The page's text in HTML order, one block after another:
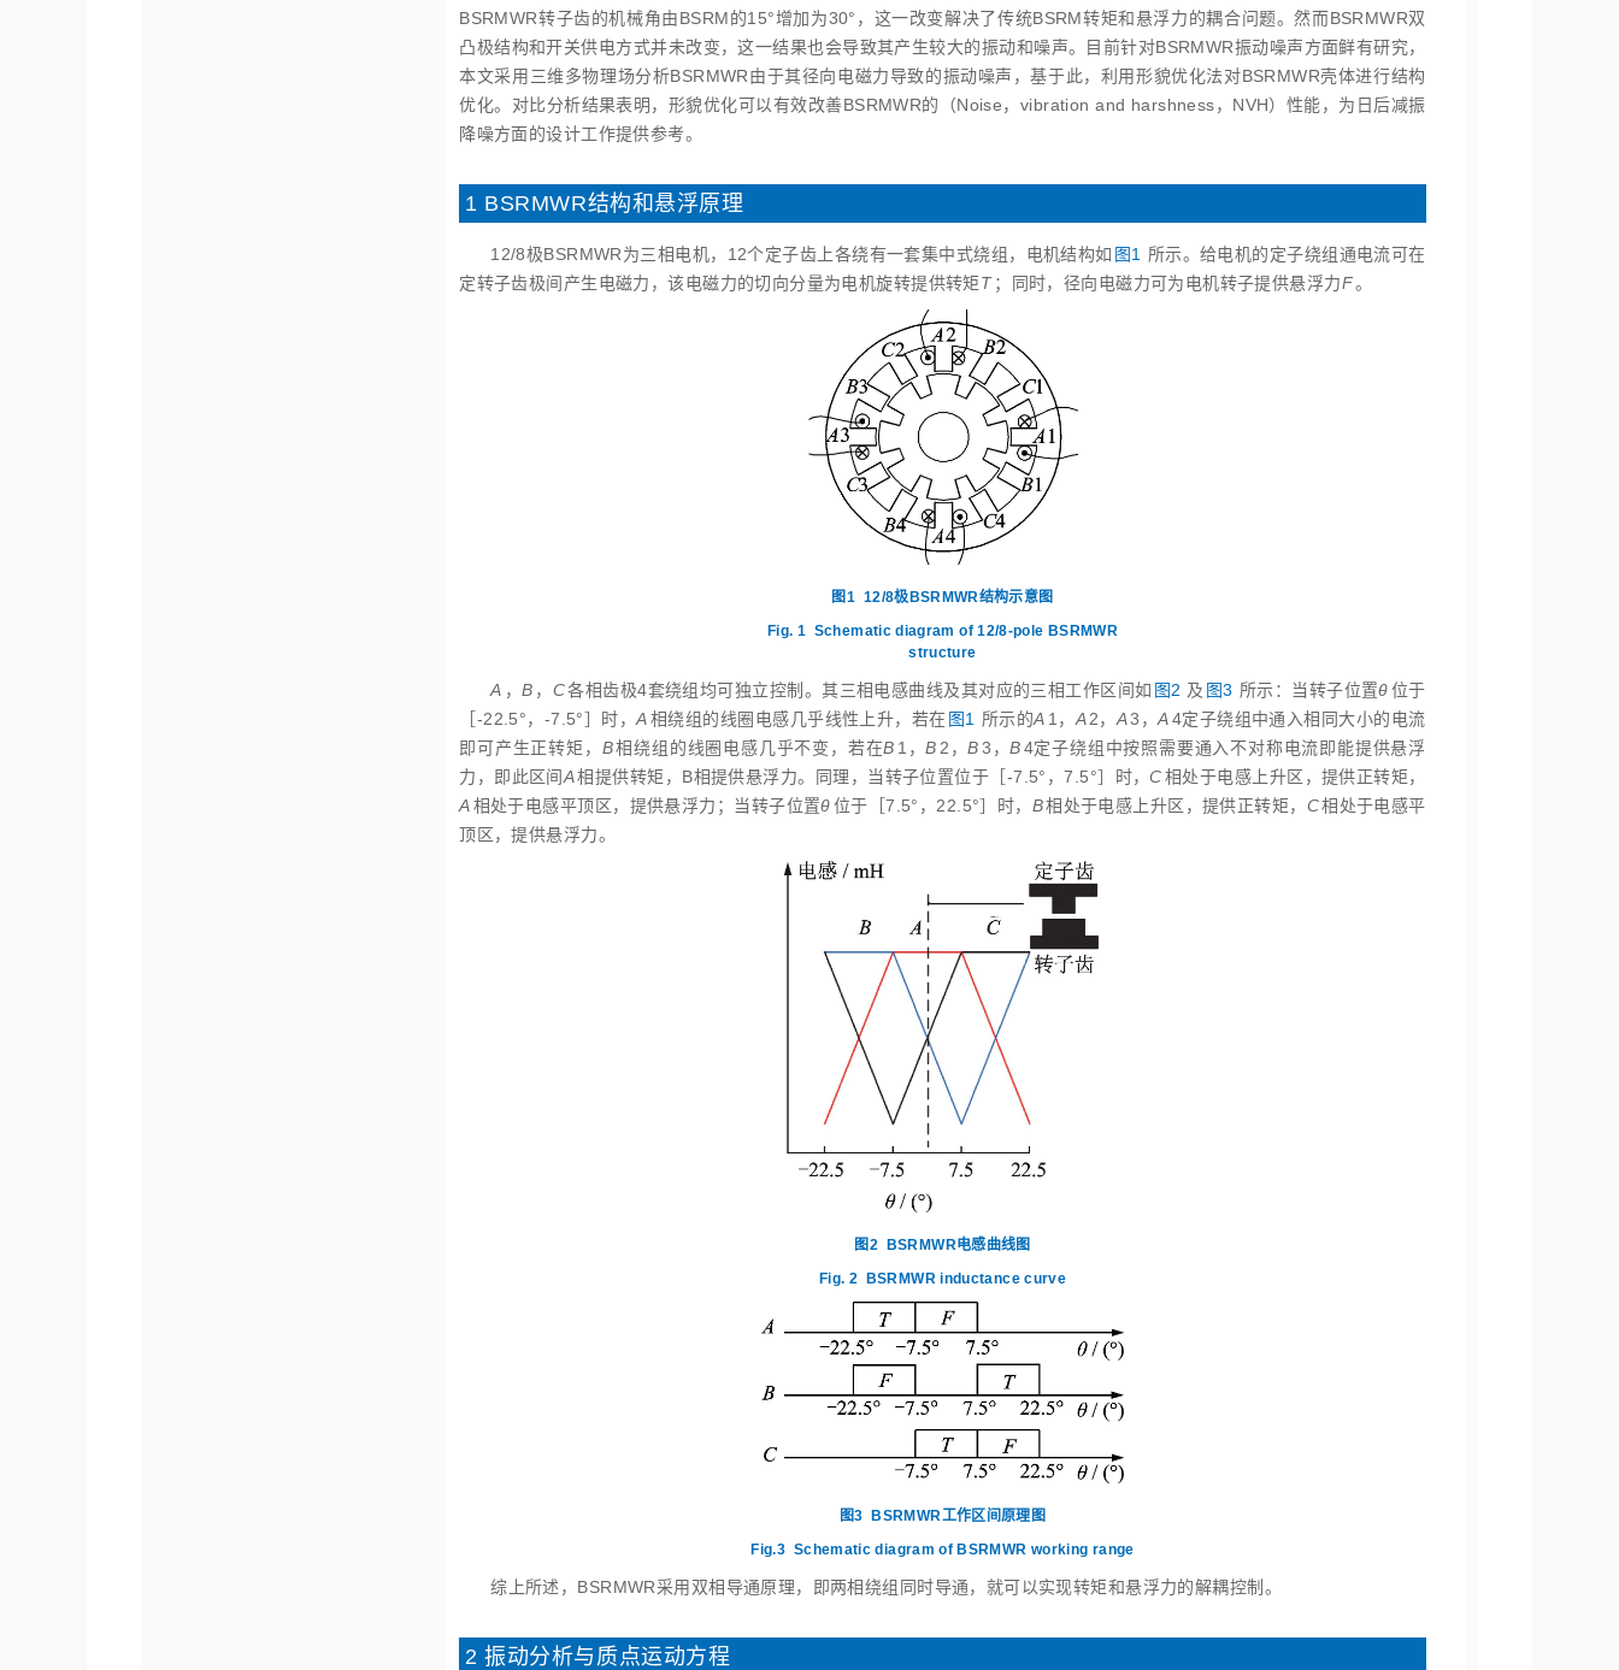
BSRMWR转子齿的机械角由BSRM的15°增加为30°，这一改变解决了传统BSRM转矩和悬浮力的耦合问题。然而BSRMWR双
凸极结构和开关供电方式并未改变，这一结果也会导致其产生较大的振动和噪声。目前针对BSRMWR振动噪声方面鲜有研究，
本文采用三维多物理场分析BSRMWR由于其径向电磁力导致的振动噪声，基于此，利用形貌优化法对BSRMWR壳体进行结构
优化。对比分析结果表明，形貌优化可以有效改善BSRMWR的（Noise，vibration and harshness，NVH）性能，为日后减振
降噪方面的设计工作提供参考。
1 BSRMWR结构和悬浮原理
12/8极BSRMWR为三相电机，12个定子齿上各绕有一套集中式绕组，电机结构如 图1
所示。给电机的定子绕组通电流可在
定转子齿极间产生电磁力，该电磁力的切向分量为电机旋转提供转矩T ；同时，径向电磁力可为电机转子提供悬浮力F。
图1 12/8极BSRMWR结构示意图
Fig. 1 Schematic diagram of 12/8-pole BSRMWR
structure
A ，B ， C各相齿极4套绕组均可独立控制。其三相电感曲线及其对应的三相工作区间如 图2 及 图3 所示：当转子位置θ位于
［-22.5°，-7.5°］时，A相绕组的线圈电感几乎线性上升，若在 图1 所示的A 1，A2，A3，A4定子绕组中通入相同大小的电流
即可产生正转矩， B相绕组的线圈电感几乎不变，若在B 1，B2，B3，B4定子绕组中按照需要通入不对称电流即能提供悬浮
力，即此区间A相提供转矩，B相提供悬浮力。同理，当转子位置位于［-7.5°，7.5°］时，C相处于电感上升区，提供正转矩，
A相处于电感平顶区，提供悬浮力；当转子位置θ位于［7.5°，22.5°］时， B相处于电感上升区，提供正转矩， C相处于电感平
顶区，提供悬浮力。
图2 BSRMWR电感曲线图
Fig. 2 BSRMWR inductance curve
图3 BSRMWR工作区间原理图
Fig.3 Schematic diagram of BSRMWR working range
综上所述，BSRMWR采用双相导通原理，即两相绕组同时导通，就可以实现转矩和悬浮力的解耦控制。
2 振动分析与质点运动方程